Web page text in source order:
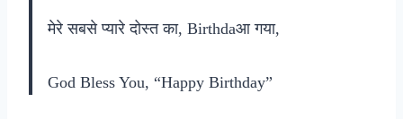
मेरे सबसे प्यारे दोस्त का, Birthdaआ गया,
God Bless You, “Happy Birthday”